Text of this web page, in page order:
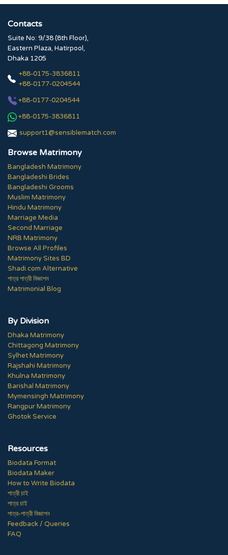
Contacts
Suite No: 9/38 (8th Floor),
Eastern Plaza, Hatirpool,
Dhaka 1205
+88-0175-3836811
+88-0177-0204544
+88-0177-0204544
+88-0175-3836811
support1@sensiblematch.com
Browse Matrimony
Bangladesh Matrimony
Bangladeshi Brides
Bangladeshi Grooms
Muslim Matrimony
Hindu Matrimony
Marriage Media
Second Marriage
NRB Matrimony
Browse All Profiles
Matrimony Sites BD
Shadi.com Alternative
পাত্র পাত্রী বিজ্ঞাপন
Matrimonial Blog
By Division
Dhaka Matrimony
Chittagong Matrimony
Sylhet Matrimony
Rajshahi Matrimony
Khulna Matrimony
Barishal Matrimony
Mymensingh Matrimony
Rangpur Matrimony
Ghotok Service
Resources
Biodata Format
Biodata Maker
How to Write Biodata
পাত্রী চাই
পাত্র চাই
পাত্র-পাত্রী বিজ্ঞাপন
Feedback / Queries
FAQ